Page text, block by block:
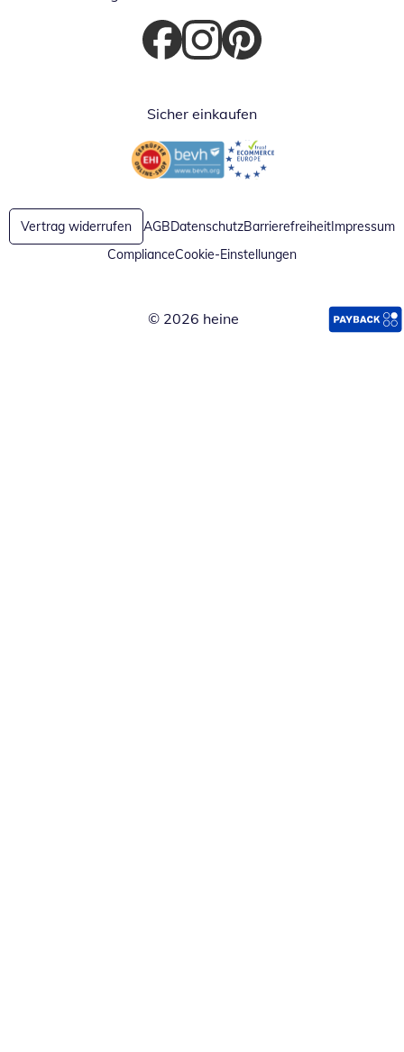
Öffnet in neuem Fenster
Öffnet in neuem Fenster
Öffnet in neuem Fenster
Sicher einkaufen
Öffnet in neuem FensterÖffnet in neuem Fenster
Vertrag widerrufen AGBDatenschutzBarrierefreiheitImpressum
ComplianceCookie-Einstellungen
© 2026 heine